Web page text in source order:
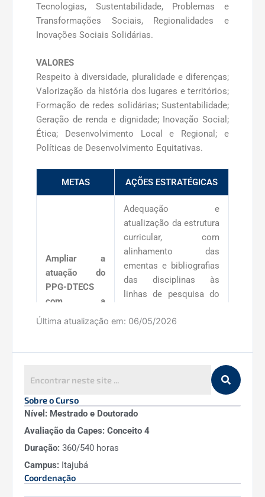
Tecnologias, Sustentabilidade, Problemas e
Transformações Sociais, Regionalidades e
Inovações Sociais Solidárias.
VALORES
Respeito à diversidade, pluralidade e diferenças;
Valorização da história dos lugares e territórios;
Formação de redes solidárias; Sustentabilidade;
Geração de renda e dignidade; Inovação Social;
Ética; Desenvolvimento Local e Regional; e
Políticas de Desenvolvimento Equitativas.
METAS AÇÕES ESTRATÉGICAS
Ampliar a
atuação do
PPG-DTECS
com a
proposição e
Adequação e
atualização da estrutura
curricular, com
alinhamento das
ementas e bibliografias
das disciplinas às
linhas de pesquisa do
estabelecidas neste
documento de forma a
conduzir o PPG-DTECS
à consolidação da
excelência acadêmica.
Última atualização em: 06/05/2026
Sobre o Curso
Nível: Mestrado e Doutorado
Avaliação da Capes: Conceito 4
Duração: 360/540 horas
Campus: Itajubá
Coordenação